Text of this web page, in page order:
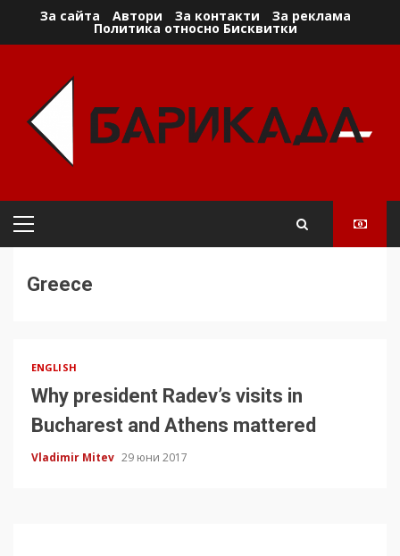
За сайта Автори За контакти За реклама
Политика относно Бисквитки
Primary
Greece
ENGLISH
Why president Radev’s visits in
Bucharest and Athens mattered
Vladimir Mitev 29 юни 2017